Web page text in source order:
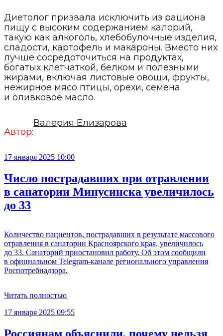
Диетолог призвала исключить из рациона
пищу с высоким содержанием калорий,
такую как алкоголь, хлебобулочные изделия,
сладости, картофель и макароны. Вместо них
лучше сосредоточиться на продуктах,
богатых клетчаткой, белком и полезными
жирами, включая листовые овощи, фрукты,
нежирное мясо птицы, орехи, семена
и оливковое масло.
Автор:
Валерия Елизарова
17 января 2025 10:00
Число пострадавших при отравлении
в санатории Минусинска увеличилось
до 33
Количество пациентов, пострадавших в результате массового
отравления в санатории Красноярского края, увеличилось
до 33. Санаторий приостановил работу. Об этом сообщили
в официальном Telegram-канале регионального управления
Роспотребнадзора.
Читать полностью
17 января 2025 09:55